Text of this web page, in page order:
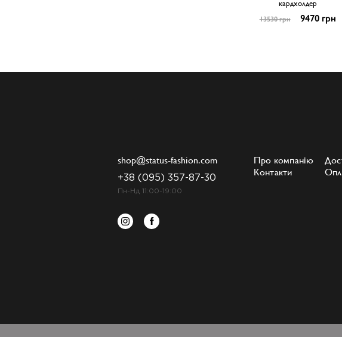
кардхолдер
13530 грн 9470 грн
Про компанію
Контакти
shop@status-fashion.com
+38 (095) 357-87-30
Пн-Нд 11:00-19:00